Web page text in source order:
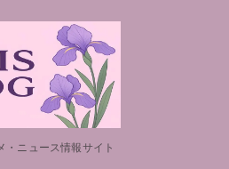
・ニュース情報サイト